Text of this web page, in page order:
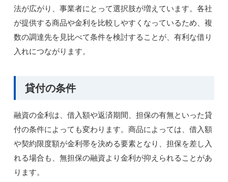
法が広がり、事業者にとって選択肢が増えています。各社
が提供する商品や金利を比較しやすくなっているため、複
数の調達先を見比べて条件を検討することが、有利な借り
入れにつながります。
貸付の条件
融資の金利は、借入額や返済期間、担保の有無といった貸
付の条件によっても変わります。商品によっては、借入額
や契約限度額が金利帯を決める要素となり、担保を差し入
れる場合も、無担保の融資より金利が抑えられることがあ
ります。